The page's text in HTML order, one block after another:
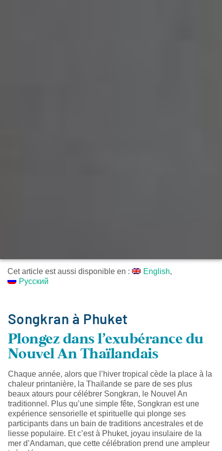
Cet article est aussi disponible en :
English
Русский
Songkran à Phuket
Plongez dans l’exubérance du
Nouvel An Thaïlandais
Chaque année, alors que l’hiver tropical cède la place à la
chaleur printanière, la Thaïlande se pare de ses plus
beaux atours pour célébrer Songkran, le Nouvel An
traditionnel. Plus qu’une simple fête, Songkran est une
expérience sensorielle et spirituelle qui plonge ses
participants dans un bain de traditions ancestrales et de
liesse populaire. Et c’est à Phuket, joyau insulaire de la
mer d’Andaman, que cette célébration prend une ampleur